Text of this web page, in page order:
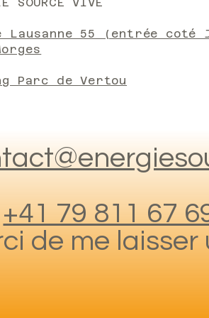
SOURCE VIVE
Lausanne 55 (entrée coté
Parc de Vertou
+41 79 811 67
de me